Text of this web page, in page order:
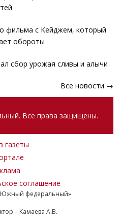
фильма с Кейджем, который
обороты
сбор урожая сливы и алычи
Все новости →
Все права защищены.
газеты
соглашение
федеральный»
– Камаева А.В.